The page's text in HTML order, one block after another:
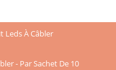
Leds À Câbler
- Par Sachet De 10